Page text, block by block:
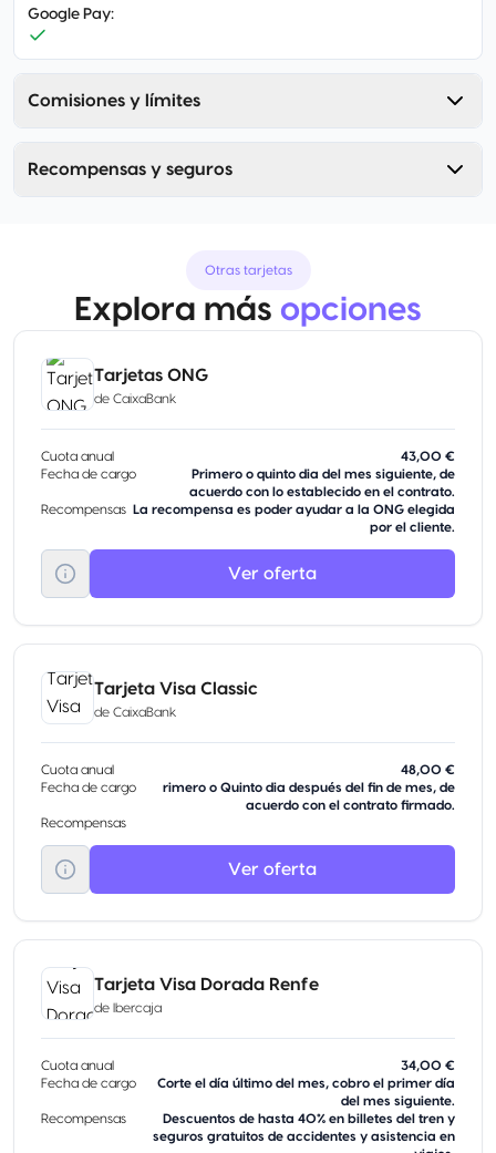
Google Pay:
Comisiones y límites
Recompensas y seguros
Otras tarjetas
Explora más opciones
Tarjetas ONG
de CaixaBank
Cuota anual
43,00 €
Fecha de cargo
Primero o quinto dia del mes siguiente, de
acuerdo con lo establecido en el contrato.
Recompensas La recompensa es poder ayudar a la ONG elegida
por el cliente.
Ver oferta
Tarjeta Visa Classic
de CaixaBank
Cuota anual
48,00 €
Fecha de cargo
rimero o Quinto dia después del fin de mes, de
acuerdo con el contrato firmado.
Recompensas
Ver oferta
Tarjeta Visa Dorada Renfe
de Ibercaja
Cuota anual
34,00 €
Fecha de cargo
Corte el día último del mes, cobro el primer día
del mes siguiente.
Recompensas
Descuentos de hasta 40% en billetes del tren y
seguros gratuitos de accidentes y asistencia en